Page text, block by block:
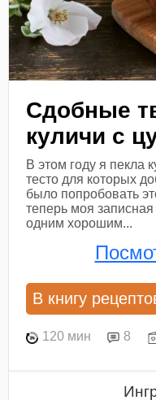
Сдобные
куличи с
В этом году я пекла
тесто для которых
было попробовать
теперь моя
одним хорошим...
В книгу
120 мин 8